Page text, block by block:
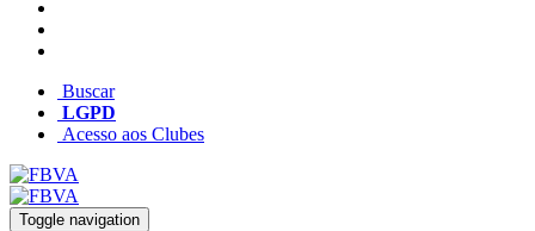
Buscar
LGPD
Acesso aos Clubes
Toggle navigation